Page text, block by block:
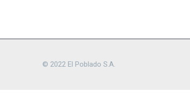
© 2022 El Poblado S.A.